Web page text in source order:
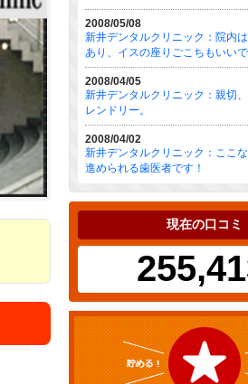
2008/05/08
新井デンタルクリニック：院内
あり、イスの座りごこちもいい
2008/04/05
新井デンタルクリニック：親切
レンドリー。
2008/04/02
新井デンタルクリニック：ここ
進められる歯医者です！
現在の口コミ